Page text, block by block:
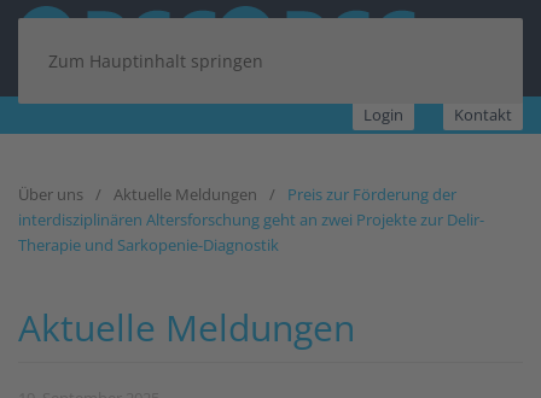
Zum Hauptinhalt springen
Login Kontakt
Über uns Aktuelle Meldungen
Preis zur Förderung der
interdisziplinären Altersforschung geht an zwei Projekte zur Delir-
Therapie und Sarkopenie-Diagnostik
Aktuelle Meldungen